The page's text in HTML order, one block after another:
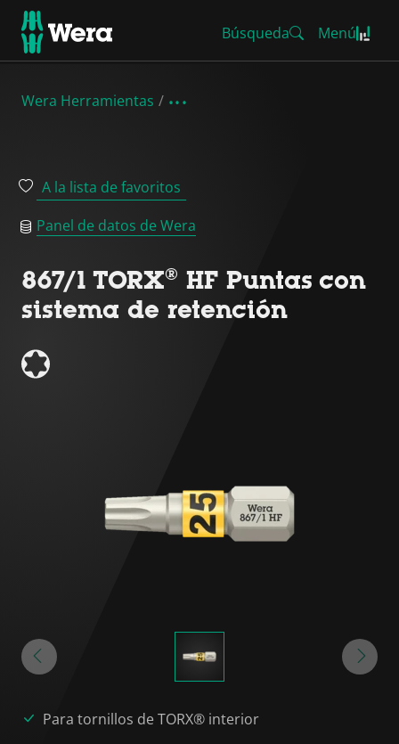
Búsqueda Menú
Wera Herramientas
A la lista de favoritos
Panel de datos de Wera
867/1 TORX® HF Puntas con
sistema de retención
Para tornillos de TORX® interior